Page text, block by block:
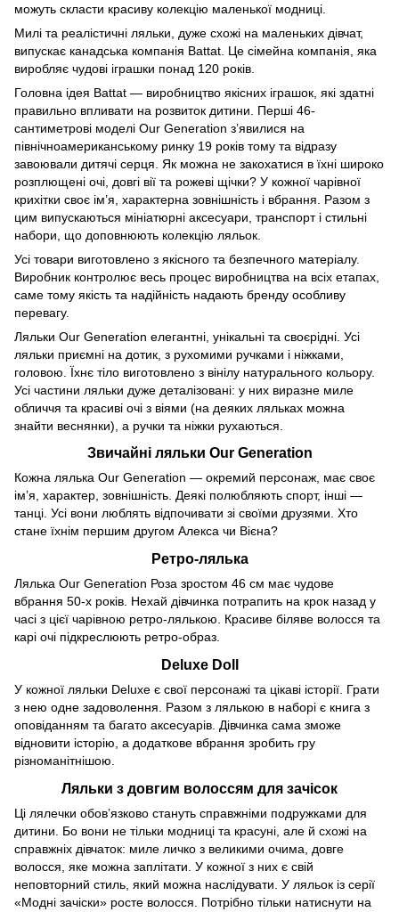
можуть скласти красиву колекцію маленької модниці.
Милі та реалістичні ляльки, дуже схожі на маленьких дівчат,
випускає канадська компанія Battat. Це сімейна компанія, яка
виробляє чудові іграшки понад 120 років.
Головна ідея Battat — виробництво якісних іграшок, які здатні
правильно впливати на розвиток дитини. Перші 46-
сантиметрові моделі Our Generation з’явилися на
північноамериканському ринку 19 років тому та відразу
завоювали дитячі серця. Як можна не закохатися в їхні широко
розплющені очі, довгі вії та рожеві щічки? У кожної чарівної
крихітки своє ім’я, характерна зовнішність і вбрання. Разом з
цим випускаються мініатюрні аксесуари, транспорт і стильні
набори, що доповнюють колекцію ляльок.
Усі товари виготовлено з якісного та безпечного матеріалу.
Виробник контролює весь процес виробництва на всіх етапах,
саме тому якість та надійність надають бренду особливу
перевагу.
Ляльки Our Generation елегантні, унікальні та своєрідні. Усі
ляльки приємні на дотик, з рухомими ручками і ніжками,
головою. Їхнє тіло виготовлено з вінілу натурального кольору.
Усі частини ляльки дуже деталізовані: у них виразне миле
обличчя та красиві очі з віями (на деяких ляльках можна
знайти веснянки), а ручки та ніжки рухаються.
Звичайні ляльки Our Generation
Кожна лялька Our Generation — окремий персонаж, має своє
ім’я, характер, зовнішність. Деякі полюбляють спорт, інші —
танці. Усі вони люблять відпочивати зі своїми друзями. Хто
стане їхнім першим другом Алекса чи Вієна?
Ретро-лялька
Лялька Our Generation Роза зростом 46 см має чудове
вбрання 50-х років. Нехай дівчинка потрапить на крок назад у
часі з цієї чарівною ретро-лялькою. Красиве біляве волосся та
карі очі підкреслюють ретро-образ.
Deluxe Doll
У кожної ляльки Deluxe є свої персонажі та цікаві історії. Грати
з нею одне задоволення. Разом з лялькою в наборі є книга з
оповіданням та багато аксесуарів. Дівчинка сама зможе
відновити історію, а додаткове вбрання зробить гру
різноманітнішою.
Ляльки з довгим волоссям для зачісок
Ці лялечки обов’язково стануть справжніми подружками для
дитини. Бо вони не тільки модниці та красуні, але й схожі на
справжніх дівчаток: миле личко з великими очима, довге
волосся, яке можна заплітати. У кожної з них є свій
неповторний стиль, який можна наслідувати. У ляльок із серії
«Модні зачіски» росте волосся. Потрібно тільки натиснути на